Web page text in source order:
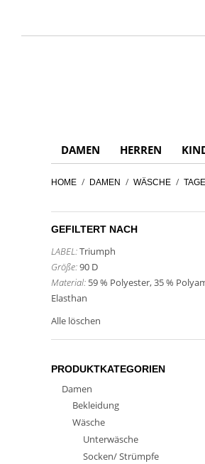
DAMEN HERREN
HOME / DAMEN / WÄSCHE /
GEFILTERT NACH
LABEL:Triumph
Größe:90 D
Material: 59 % Polyester, 35 %
Elasthan
Alle löschen
PRODUKTKATEGORIEN
Damen
Bekleidung
Wäsche
Unterwäsche
Socken/ Strümpfe